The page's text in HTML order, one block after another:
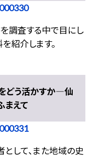
調査する中で目にし
紹介します。
どう活かすか―仙
まえて
して、また地域の史